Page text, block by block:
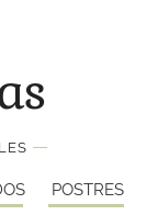
—
POSTRES